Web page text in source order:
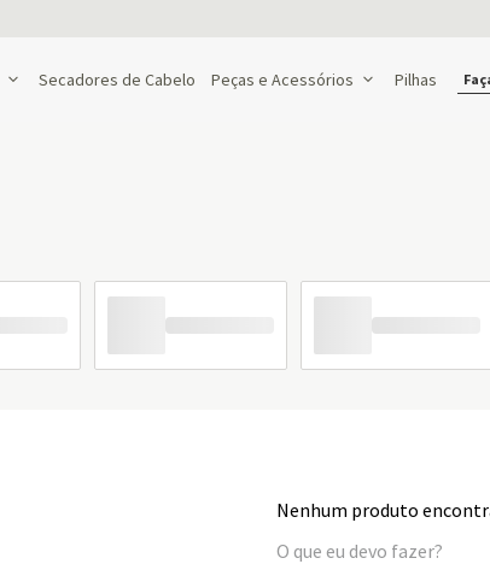
Secadores de Cabelo Peças e Acessórios Pilhas
Nenhum produto
O que eu devo fazer?